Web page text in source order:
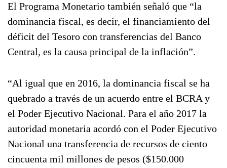
El Programa Monetario también señaló que “la
dominancia fiscal, es decir, el financiamiento del
déficit del Tesoro con transferencias del Banco
Central, es la causa principal de la inflación”.
“Al igual que en 2016, la dominancia fiscal se ha
quebrado a través de un acuerdo entre el BCRA y
el Poder Ejecutivo Nacional. Para el año 2017 la
autoridad monetaria acordó con el Poder Ejecutivo
Nacional una transferencia de recursos de ciento
cincuenta mil millones de pesos ($150.000